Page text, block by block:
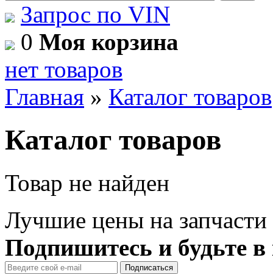
Запрос по VIN
0 Моя корзина
нет товаров
Главная » Каталог товаров
Каталог товаров
Товар не найден
Лучшие цены на запчасти
Подпишитесь и будьте в